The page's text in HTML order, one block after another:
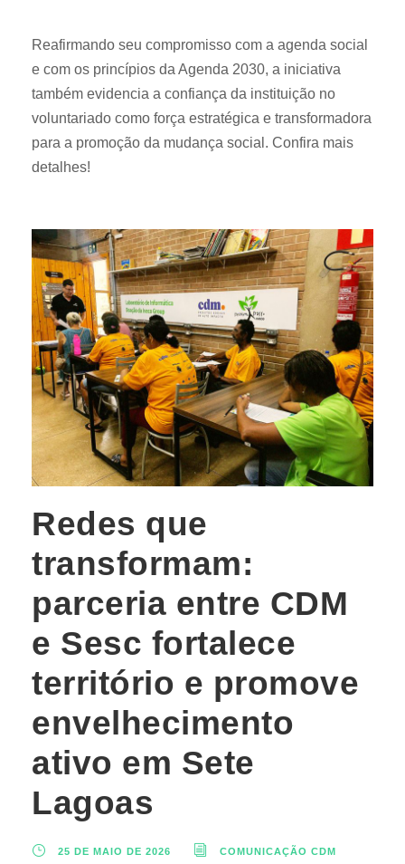
Reafirmando seu compromisso com a agenda social
e com os princípios da Agenda 2030, a iniciativa
também evidencia a confiança da instituição no
voluntariado como força estratégica e transformadora
para a promoção da mudança social. Confira mais
detalhes!
Redes que
transformam:
parceria entre CDM
e Sesc fortalece
território e promove
envelhecimento
ativo em Sete
Lagoas
25 DE MAIO DE 2026 COMUNICAÇÃO CDM